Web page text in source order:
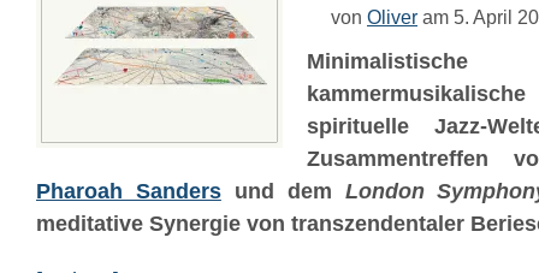
von Oliver am 5. April
spirituelle Jazz-
Zusammentreffen
Pharoah Sandersund dem London
meditative Synergie von transzendentaler